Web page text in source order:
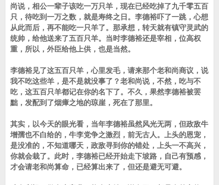
尚说，相公一辈子该吃一万只羊，现在已经吃掉了九千零五百
只，待吃到一万之数，就是寿终之日。李德裕吓了一跳，心想
从此而后，再不能吃一只羊了。那承想，转天就有镇守灵武的
统帅，给他送来了五百只羊。当时李德裕还是宰相，位高权
重，所以，外臣给他上供，也是当然。
李德裕见了这五百只羊，心里发毛，请来那个老和尚商议，说
我不吃这些羊，是不是就没事了？老和尚说，不然，吃与不
吃，这五百只羊都记在你的名下了。不久，果然李德裕被罢
黜，发配到了烟瘴之地的琼崖，死在了那里。
其实，以今天的眼光看，当年李德裕虽然风光无两，但政敌牛
增孺也不白给的，牛李党争之激烈，前无古人。上头的恩宠，
是没准的，不知道哪天，政敌寻到你的错处，上头一不高兴，
你就会栽了。此时，李德裕已经开始走下坡路，自己有预感，
才会请老和尚算命，已经算出来了，但还是避无可避。